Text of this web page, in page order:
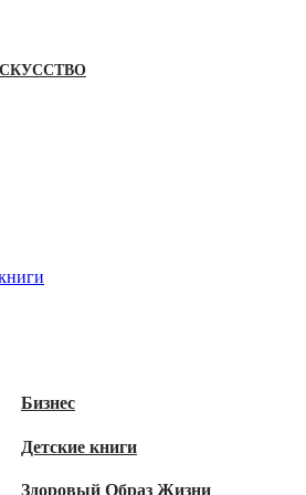
Бизнес
Детские книги
Здоровый Образ Жизни